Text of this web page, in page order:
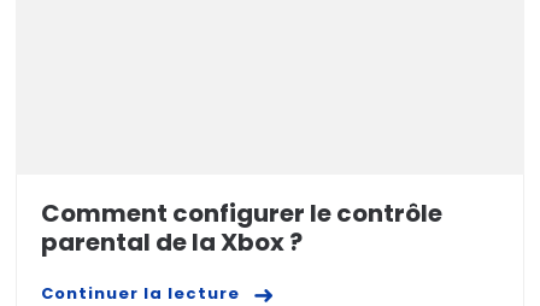
Comment configurer le contrôle
parental de la Xbox ?
Continuer la lecture